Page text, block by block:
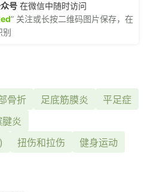
号 在微信中随时访问
” 关注或长按二维码图片保存，在
别
骨折 足底筋膜炎
平足症
炎
扭伤和拉伤 健身运动